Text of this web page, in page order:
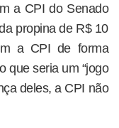
a CPI do Senado
propina de R$ 10
a CPI de forma
que seria um “jogo
deles, a CPI não